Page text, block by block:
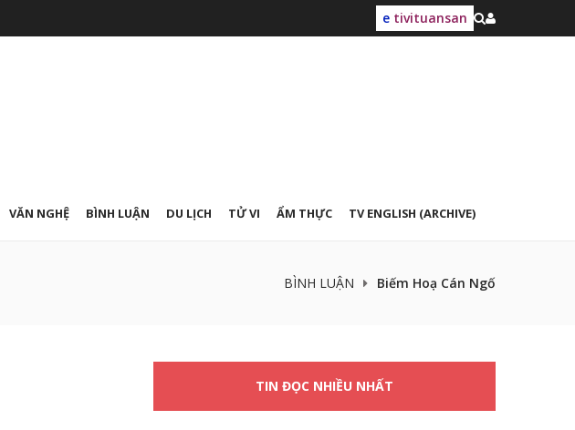
e tivituansan
VĂN NGHỆ BÌNH LUẬN DU LỊCH TỬ VI ẨM THỰC TV ENGLISH (ARCHIVE)
BÌNH LUẬN Biếm Hoạ Cán Ngố
TIN ĐỌC NHIỀU NHẤT